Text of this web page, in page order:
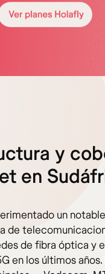
y
en
un
de
de fibra óptica y
en los últimos años.